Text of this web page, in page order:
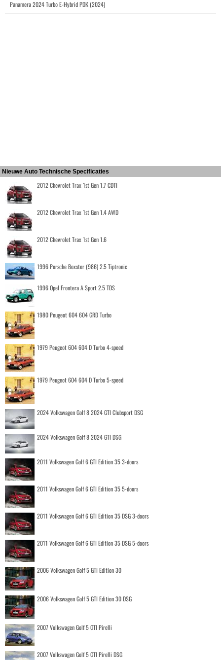
Panamera 2024 Turbo E-Hybrid PDK (2024)
Nieuwe Auto Technische Specificaties
2012 Chevrolet Trax 1st Gen 1.7 CDTI
2012 Chevrolet Trax 1st Gen 1.4 AWD
2012 Chevrolet Trax 1st Gen 1.6
1996 Porsche Boxster (986) 2.5 Tiptronic
1996 Opel Frontera A Sport 2.5 TDS
1980 Peugeot 604 604 GRD Turbo
1979 Peugeot 604 604 D Turbo 4-speed
1979 Peugeot 604 604 D Turbo 5-speed
2024 Volkswagen Golf 8 2024 GTI Clubsport DSG
2024 Volkswagen Golf 8 2024 GTI DSG
2011 Volkswagen Golf 6 GTI Edition 35 3-doors
2011 Volkswagen Golf 6 GTI Edition 35 5-doors
2011 Volkswagen Golf 6 GTI Edition 35 DSG 3-doors
2011 Volkswagen Golf 6 GTI Edition 35 DSG 5-doors
2006 Volkswagen Golf 5 GTI Edition 30
2006 Volkswagen Golf 5 GTI Edition 30 DSG
2007 Volkswagen Golf 5 GTI Pirelli
2007 Volkswagen Golf 5 GTI Pirelli DSG